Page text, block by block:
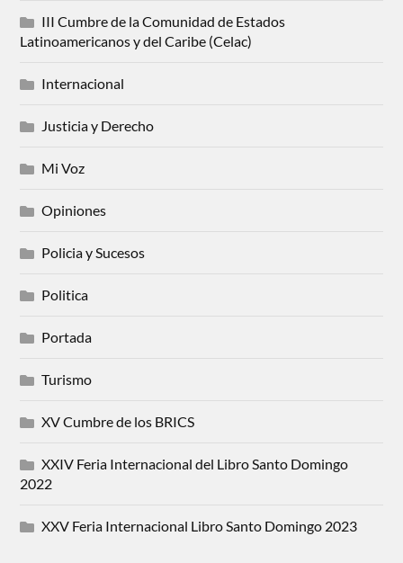
III Cumbre de la Comunidad de Estados
Latinoamericanos y del Caribe (Celac)
Internacional
Justicia y Derecho
Mi Voz
Opiniones
Policia y Sucesos
Politica
Portada
Turismo
XV Cumbre de los BRICS
XXIV Feria Internacional del Libro Santo Domingo
2022
XXV Feria Internacional Libro Santo Domingo 2023